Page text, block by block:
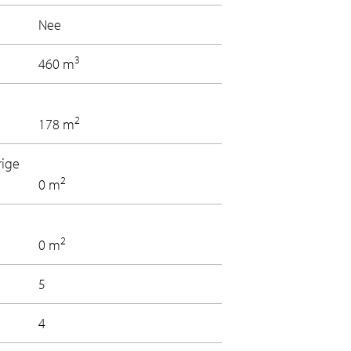
Nee
460 m3
178 m2
0 m2
0 m2
5
4